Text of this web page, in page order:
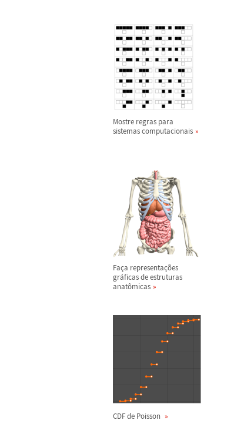
Mostre regras para
sistemas computacionais
Faça representações
gráficas de estruturas
anatômicas
CDF de Poisson